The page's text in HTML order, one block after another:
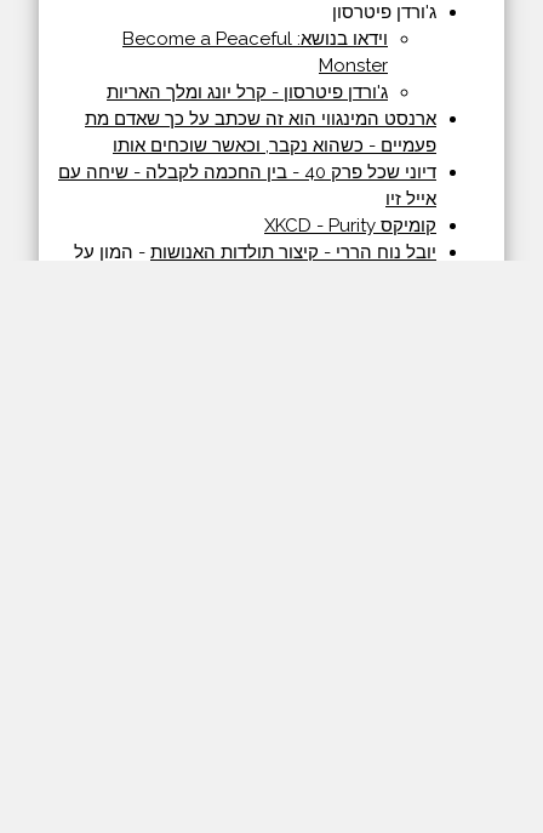
ג'ורדן פיטרסון
וידאו בנושא: Become a Peaceful
Monster
ג'ורדן פיטרסון - קרל יונג ומלך האריות
ארנסט המינגווי הוא זה שכתב על כך שאדם מת
פעמיים - כשהוא נקבר, וכאשר שוכחים אותו
דיוני שכל פרק 40 - בין החכמה לקבלה - שיחה עם
אייל זיו
קומיקס XKCD - Purity
יובל נוח הררי - קיצור תולדות האנושות - המון על